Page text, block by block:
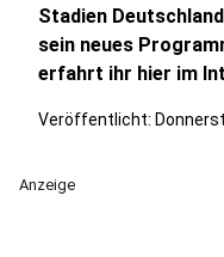
Stadien
sein neues
erfahrt ihr hier im
Veröffentlicht:
Anzeige